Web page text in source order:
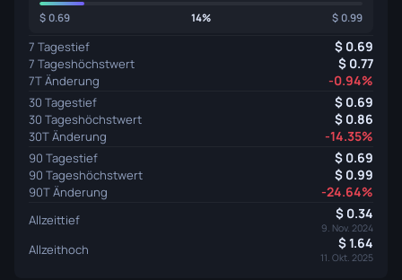
0.69 14% 0.99
7 Tagestief 0.69
7 Tageshöchstwert 0.77
7T Änderung -0.94%
30 Tagestief 0.69
30 Tageshöchstwert 0.86
30T Änderung -14.35%
90 Tagestief 0.69
90 Tageshöchstwert 0.99
90T Änderung -24.64%
Allzeittief 0.34
9. Nov. 2024
Allzeithoch 1.64
11. Okt. 2025